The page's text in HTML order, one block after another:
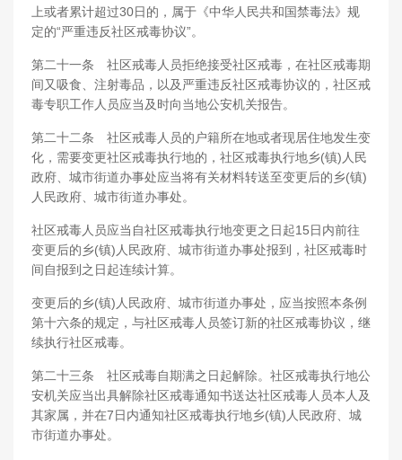
上或者累计超过30日的，属于《中华人民共和国禁毒法》规
定的“严重违反社区戒毒协议”。
第二十一条 社区戒毒人员拒绝接受社区戒毒，在社区戒毒期
间又吸食、注射毒品，以及严重违反社区戒毒协议的，社区戒
毒专职工作人员应当及时向当地公安机关报告。
第二十二条 社区戒毒人员的户籍所在地或者现居住地发生变
化，需要变更社区戒毒执行地的，社区戒毒执行地乡(镇)人民
政府、城市街道办事处应当将有关材料转送至变更后的乡(镇)
人民政府、城市街道办事处。
社区戒毒人员应当自社区戒毒执行地变更之日起15日内前往
变更后的乡(镇)人民政府、城市街道办事处报到，社区戒毒时
间自报到之日起连续计算。
变更后的乡(镇)人民政府、城市街道办事处，应当按照本条例
第十六条的规定，与社区戒毒人员签订新的社区戒毒协议，继
续执行社区戒毒。
第二十三条 社区戒毒自期满之日起解除。社区戒毒执行地公
安机关应当出具解除社区戒毒通知书送达社区戒毒人员本人及
其家属，并在7日内通知社区戒毒执行地乡(镇)人民政府、城
市街道办事处。